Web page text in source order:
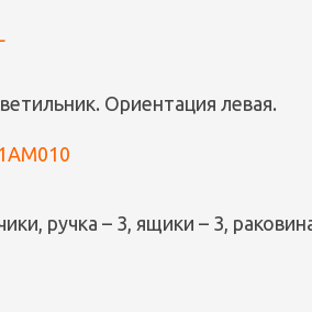
Ориентация левая.
ручка – 3, ящики – 3,